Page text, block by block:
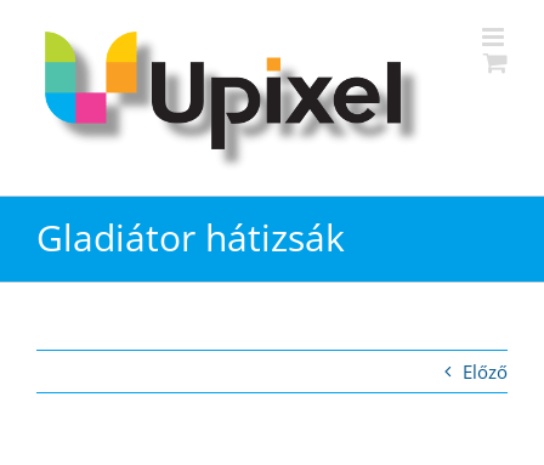
Gladiátor hátizsák
Előző